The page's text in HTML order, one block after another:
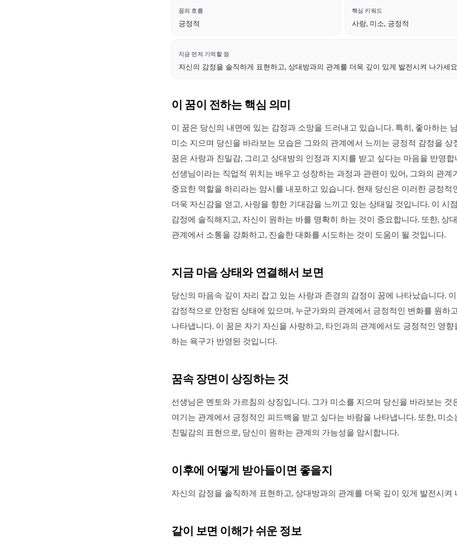
꿈의 흐름
긍정적
핵심 키워드
사랑, 미소, 긍정적
지금 먼저 기억할 점
자신의 감정을 솔직하게 표현하고, 상대방과의 관계를 더욱 깊이 있게 발전시켜 나가세
이 꿈이 전하는 핵심 의미
이 꿈은 당신의 내면에 있는 감정과 소망을 드러내고 있습니다. 특히, 좋아하는
미소 지으며 당신을 바라보는 모습은 그와의 관계에서 느끼는 긍정적 감정을 상
꿈은 사랑과 친밀감, 그리고 상대방의 인정과 지지를 받고 싶다는 마음을 반영합
선생님이라는 직업적 위치는 배우고 성장하는 과정과 관련이 있어, 그와의 관계
중요한 역할을 하리라는 암시를 내포하고 있습니다. 현재 당신은 이러한 긍정적
더욱 자신감을 얻고, 사랑을 향한 기대감을 느끼고 있는 상태일 것입니다. 이 시
감정에 솔직해지고, 자신이 원하는 바를 명확히 하는 것이 중요합니다. 또한, 상
관계에서 소통을 강화하고, 진솔한 대화를 시도하는 것이 도움이 될 것입니다.
지금 마음 상태와 연결해서 보면
당신의 마음속 깊이 자리 잡고 있는 사랑과 존경의 감정이 꿈에 나타났습니다.
감정적으로 안정된 상태에 있으며, 누군가와의 관계에서 긍정적인 변화를 원하
나타냅니다. 이 꿈은 자기 자신을 사랑하고, 타인과의 관계에서도 긍정적인 영
하는 욕구가 반영된 것입니다.
꿈속 장면이 상징하는 것
선생님은 멘토와 가르침의 상징입니다. 그가 미소를 지으며 당신을 바라보는 것
여기는 관계에서 긍정적인 피드백을 받고 싶다는 바람을 나타냅니다. 또한, 미소
친밀감의 표현으로, 당신이 원하는 관계의 가능성을 암시합니다.
이후에 어떻게 받아들이면 좋을지
자신의 감정을 솔직하게 표현하고, 상대방과의 관계를 더욱 깊이 있게 발전시켜
같이 보면 이해가 쉬운 정보